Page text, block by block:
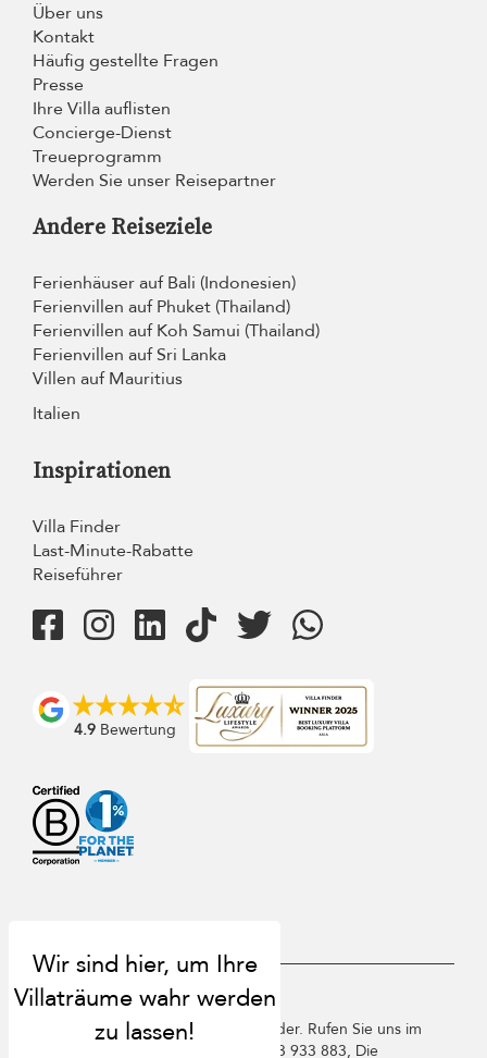
Über uns
Kontakt
Häufig gestellte Fragen
Presse
Ihre Villa auflisten
Concierge-Dienst
Treueprogramm
Werden Sie unser Reisepartner
Andere Reiseziele
Ferienhäuser auf Bali (Indonesien)
Ferienvillen auf Phuket (Thailand)
Ferienvillen auf Koh Samui (Thailand)
Ferienvillen auf Sri Lanka
Villen auf Mauritius
Italien
Inspirationen
Villa Finder
Last-Minute-Rabatte
Reiseführer
4.9 Bewertung
USD $ de Deutsch
Copyright ©️ 2026 St. Barts Villa Finder. Rufen Sie uns im
Vereinigten Königreich an +44 2 033 933 883, Die